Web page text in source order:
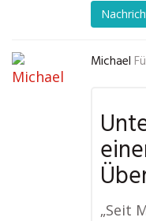
Michael
„Seit